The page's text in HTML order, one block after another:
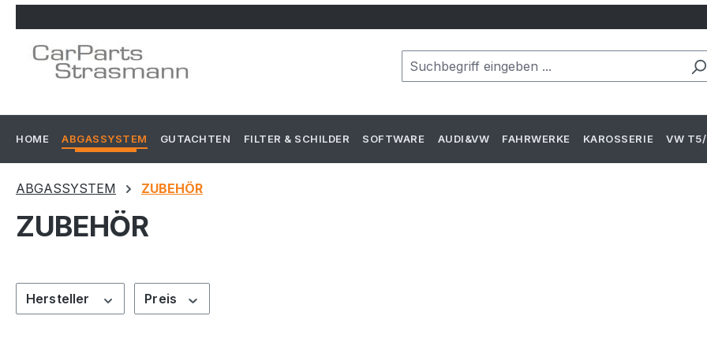
HOME ABGASSYSTEM GUTACHTEN FILTER & SCHILDER SOFTWARE AUDI&VW FAHRWERKE KAROSSERIE VW
ABGASSYSTEM ZUBEHÖR
ZUBEHÖR
Hersteller Preis